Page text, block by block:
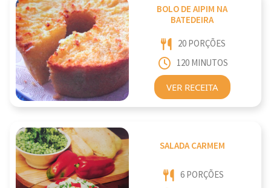
BOLO DE AIPIM NA
BATEDEIRA
20 PORÇÕES
120 MINUTOS
VER RECEITA
SALADA CARMEM
6 PORÇÕES